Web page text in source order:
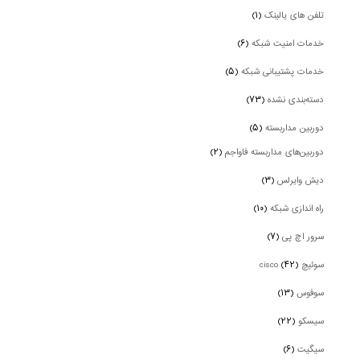
تلفن های یالینک(۱)
خدمات امنیت شبکه(۶)
خدمات پشتیبانی شبکه(۵)
دسته‌بندی نشده(۷۳)
دوربین‌ مداربسته(۵)
دوربین‌های مداربسته فاواجم(۲)
دیش وایرلس(۳)
راه اندازی شبکه(۱۰)
سرور اچ پی(۷)
سوئیچ cisco (۴۲)
سوفوس(۱۳)
سیسکو(۲۲)
سیگیت(۶)